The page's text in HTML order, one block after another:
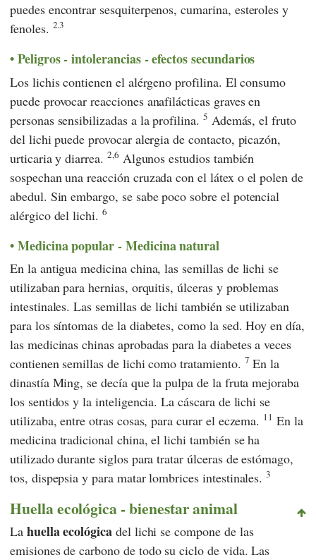
puedes encontrar sesquiterpenos, cumarina, esteroles y
fenoles. 2.3
Peligros - intolerancias - efectos secundarios
Los lichis contienen el alérgeno profilina. El consumo
puede provocar reacciones anafilácticas graves en
personas sensibilizadas a la profilina. 5 Además, el fruto
del lichi puede provocar alergia de contacto, picazón,
urticaria y diarrea. 2,6 Algunos estudios también
sospechan una reacción cruzada con el látex o el polen de
abedul. Sin embargo, se sabe poco sobre el potencial
alérgico del lichi. 6
Medicina popular - Medicina natural
En la antigua medicina china, las semillas de lichi se
utilizaban para hernias, orquitis, úlceras y problemas
intestinales. Las semillas de lichi también se utilizaban
para los síntomas de la diabetes, como la sed. Hoy en día,
las medicinas chinas aprobadas para la diabetes a veces
contienen semillas de lichi como tratamiento. 7 En la
dinastía Ming, se decía que la pulpa de la fruta mejoraba
los sentidos y la inteligencia. La cáscara de lichi se
utilizaba, entre otras cosas, para curar el eczema. 11 En la
medicina tradicional china, el lichi también se ha
utilizado durante siglos para tratar úlceras de estómago,
tos, dispepsia y para matar lombrices intestinales.3
Huella ecológica - bienestar animal
La huella ecológicadel lichi se compone de las
emisiones de carbono de todo su ciclo de vida. Las